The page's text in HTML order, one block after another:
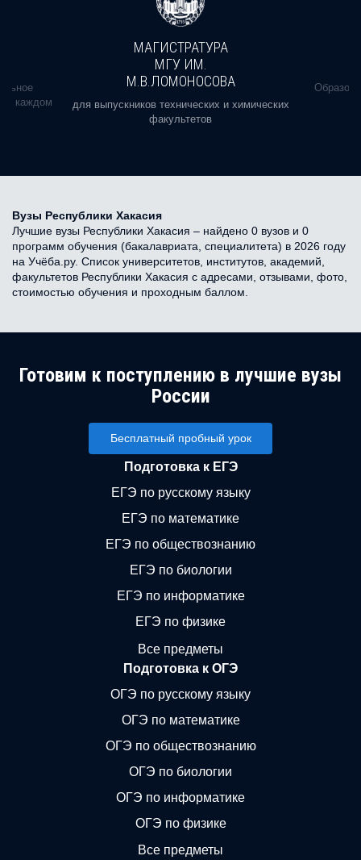
в каждом
МАГИСТРАТУРА
МГУ ИМ.
М.В.ЛОМОНОСОВА
для выпускников технических и химических
факультетов
Вузы Республики Хакасия
Лучшие вузы Республики Хакасия – найдено 0 вузов и 0
программ обучения (бакалавриата, специалитета) в 2026 году
на Учёба.ру. Список университетов, институтов, академий,
факультетов Республики Хакасия с адресами, отзывами, фото,
стоимостью обучения и проходным баллом.
Готовим к поступлению в лучшие вузы
России
Бесплатный пробный урок
Подготовка к ЕГЭ
ЕГЭ по русскому языку
ЕГЭ по математике
ЕГЭ по обществознанию
ЕГЭ по биологии
ЕГЭ по информатике
ЕГЭ по физике
Все предметы
Подготовка к ОГЭ
ОГЭ по русскому языку
ОГЭ по математике
ОГЭ по обществознанию
ОГЭ по биологии
ОГЭ по информатике
ОГЭ по физике
Все предметы